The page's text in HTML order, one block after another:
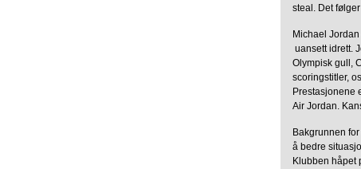
steal. Det
Michael
 uansett
Olympisk gull,
scoringstitler,
Prestasjonene
Air Jordan.
Bakgrunnen
å bedre
Klubben håpet